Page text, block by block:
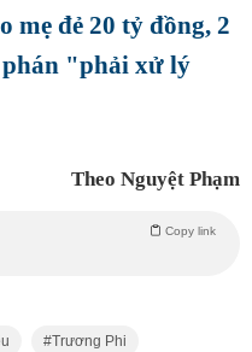
mẹ đẻ 20 tỷ đồng, 2
phán "phải xử lý
Theo Nguyệt Phạm
Copy link
Trương Phi